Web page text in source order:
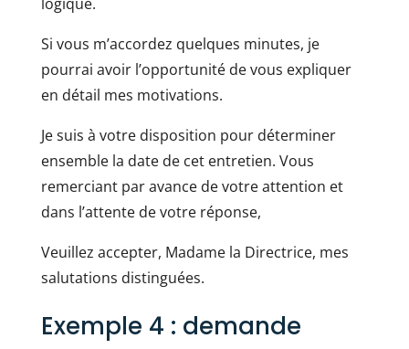
Si vous m’accordez quelques minutes, je
pourrai avoir l’opportunité de vous expliquer
en détail mes motivations.
Je suis à votre disposition pour déterminer
ensemble la date de cet entretien. Vous
remerciant par avance de votre attention et
dans l’attente de votre réponse,
Veuillez accepter, Madame la Directrice, mes
salutations distinguées.
Exemple 4 : demande